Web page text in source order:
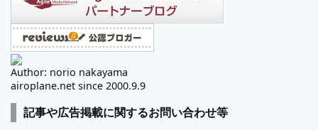
Author: norio nakayama
airoplane.net since 2000.9.9
記事や広告掲載に関するお問い合わせ等